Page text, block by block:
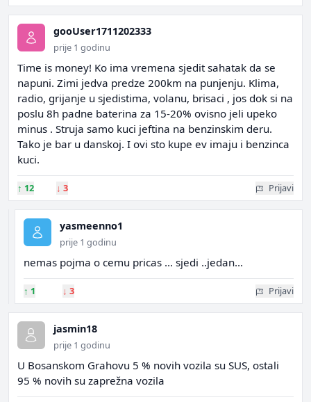
gooUser1711202333
prije 1 godinu
Time is money! Ko ima vremena sjedit sahatak da se
napuni. Zimi jedva predze 200km na punjenju. Klima,
radio, grijanje u sjedistima, volanu, brisaci , jos dok si na
poslu 8h padne baterina za 15-20% ovisno jeli upeko
minus . Struja samo kuci jeftina na benzinskim deru.
Tako je bar u danskoj. I ovi sto kupe ev imaju i benzinca
kuci.
↑ 12 ↓ 3 Prijavi
yasmeenno1
prije 1 godinu
nemas pojma o cemu pricas ... sjedi ..jedan...
↑ 1 ↓ 3 Prijavi
jasmin18
prije 1 godinu
U Bosanskom Grahovu 5 % novih vozila su SUS, ostali
95 % novih su zaprežna vozila